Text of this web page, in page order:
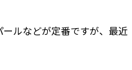
ルなどが定番ですが、最近